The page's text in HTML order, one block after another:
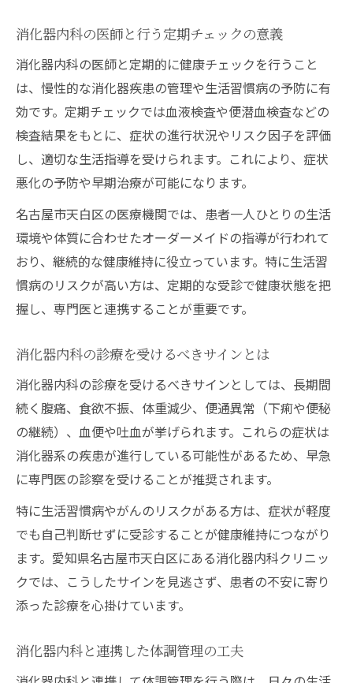
消化器内科の医師と行う定期チェックの意義
消化器内科の医師と定期的に健康チェックを行うこと
は、慢性的な消化器疾患の管理や生活習慣病の予防に有
効です。定期チェックでは血液検査や便潜血検査などの
検査結果をもとに、症状の進行状況やリスク因子を評価
し、適切な生活指導を受けられます。これにより、症状
悪化の予防や早期治療が可能になります。
名古屋市天白区の医療機関では、患者一人ひとりの生活
環境や体質に合わせたオーダーメイドの指導が行われて
おり、継続的な健康維持に役立っています。特に生活習
慣病のリスクが高い方は、定期的な受診で健康状態を把
握し、専門医と連携することが重要です。
消化器内科の診療を受けるべきサインとは
消化器内科の診療を受けるべきサインとしては、長期間
続く腹痛、食欲不振、体重減少、便通異常（下痢や便秘
の継続）、血便や吐血が挙げられます。これらの症状は
消化器系の疾患が進行している可能性があるため、早急
に専門医の診察を受けることが推奨されます。
特に生活習慣病やがんのリスクがある方は、症状が軽度
でも自己判断せずに受診することが健康維持につながり
ます。愛知県名古屋市天白区にある消化器内科クリニッ
クでは、こうしたサインを見逃さず、患者の不安に寄り
添った診療を心掛けています。
消化器内科と連携した体調管理の工夫